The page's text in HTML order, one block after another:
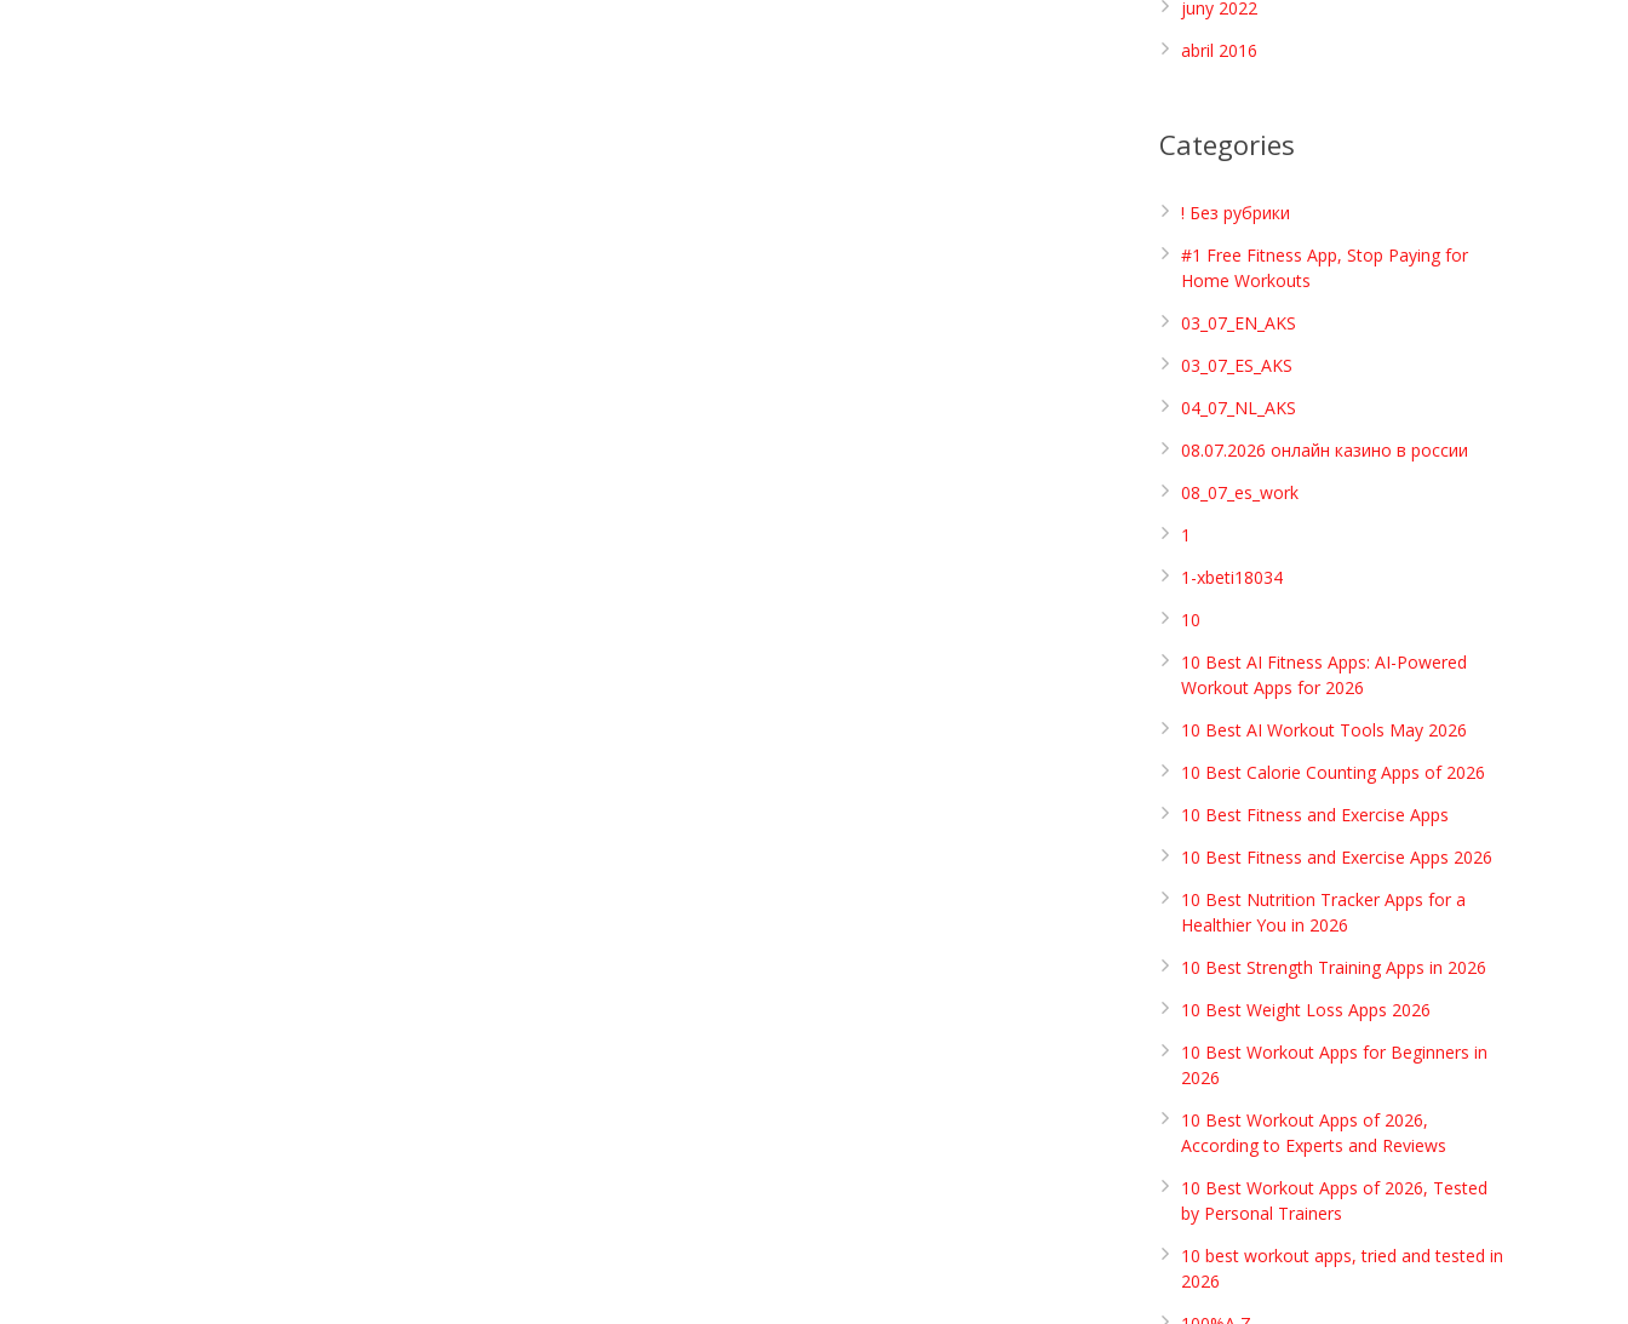
juny 2022
abril 2016
Categories
! Без рубрики
#1 Free Fitness App, Stop Paying for
Home Workouts
03_07_EN_AKS
03_07_ES_AKS
04_07_NL_AKS
08.07.2026 онлайн казино в россии
08_07_es_work
1
1-xbeti18034
10
10 Best AI Fitness Apps: AI-Powered
Workout Apps for 2026
10 Best AI Workout Tools May 2026
10 Best Calorie Counting Apps of 2026
10 Best Fitness and Exercise Apps
10 Best Fitness and Exercise Apps 2026
10 Best Nutrition Tracker Apps for a
Healthier You in 2026
10 Best Strength Training Apps in 2026
10 Best Weight Loss Apps 2026
10 Best Workout Apps for Beginners in
2026
10 Best Workout Apps of 2026,
According to Experts and Reviews
10 Best Workout Apps of 2026, Tested
by Personal Trainers
10 best workout apps, tried and tested in
2026